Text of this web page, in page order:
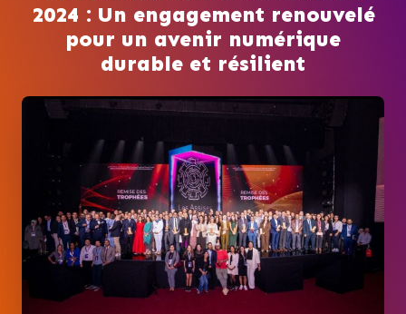
2024 : Un engagement renouvelé
pour un avenir numérique
durable et résilient